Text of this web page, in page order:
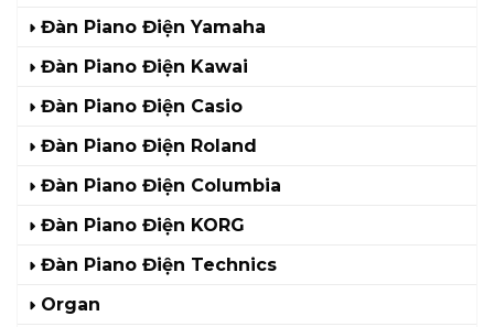
Đàn Piano Điện Yamaha
Đàn Piano Điện Kawai
Đàn Piano Điện Casio
Đàn Piano Điện Roland
Đàn Piano Điện Columbia
Đàn Piano Điện KORG
Đàn Piano Điện Technics
Organ